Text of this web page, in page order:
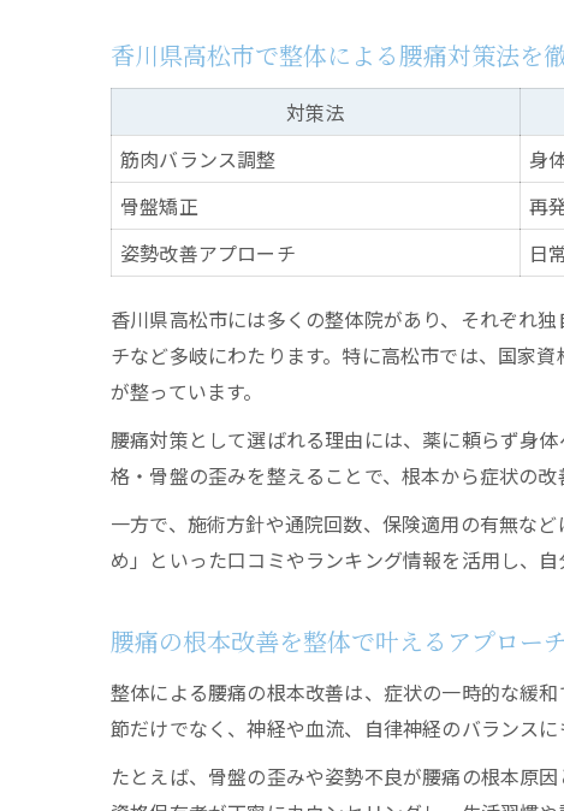
香川県高松市で整体による腰痛対策法を
対策法
筋肉バランス調整
身
骨盤矯正
再
姿勢改善アプローチ
日
香川県高松市には多くの整体院があり、それぞれ
チなど多岐にわたります。特に高松市では、国家
が整っています。
腰痛対策として選ばれる理由には、薬に頼らず身
格・骨盤の歪みを整えることで、根本から症状の
一方で、施術方針や通院回数、保険適用の有無な
め」といった口コミやランキング情報を活用し、
腰痛の根本改善を整体で叶えるアプローチ
整体による腰痛の根本改善は、症状の一時的な緩
節だけでなく、神経や血流、自律神経のバランス
たとえば、骨盤の歪みや姿勢不良が腰痛の根本原